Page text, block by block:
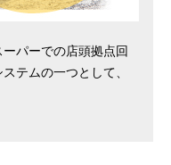
パーでの店頭拠点回
テムの一つとして、